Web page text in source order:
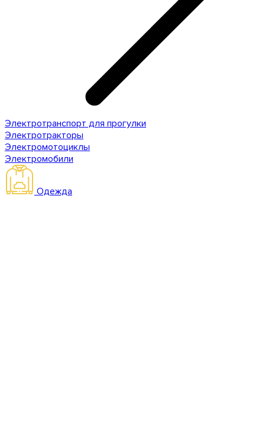
Электротранспорт для прогулки
Электротракторы
Электромотоциклы
Электромобили
Одежда